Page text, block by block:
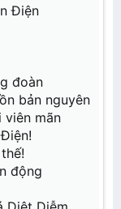
Điện
đoàn
bản nguyên
viên mãn
động